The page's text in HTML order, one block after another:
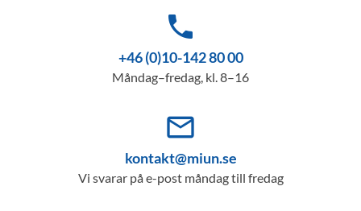
phone
+46 (0)10-142 80 00
Måndag–fredag, kl. 8–16
mail_outline
kontakt@miun.se
Vi svarar på e-post måndag till fredag